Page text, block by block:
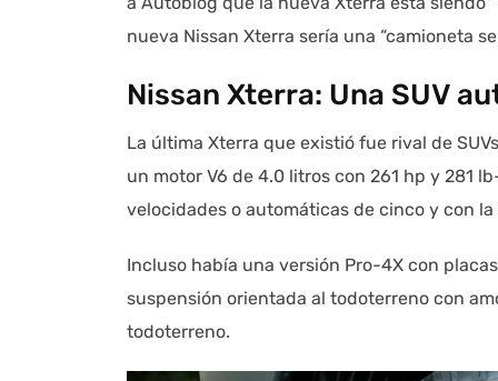
nueva Nissan Xterra sería una “camioneta
Nissan Xterra: Una SUV
La última Xterra que existió fue rival de
un motor V6 de 4.0 litros con 261 hp y 281
velocidades o automáticas de cinco y con
Incluso había una versión Pro-4X con
suspensión orientada al todoterreno con
todoterreno.